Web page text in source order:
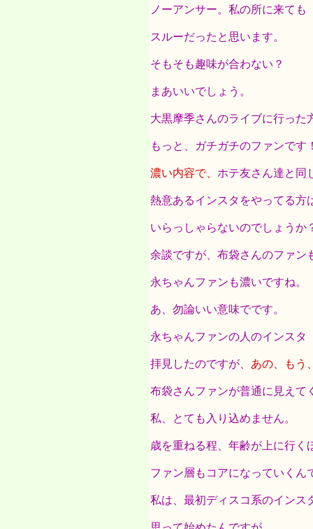
ノーアンサー。私の所に来ても
スルーだったと思います。
そもそも趣味が合わない？
まあいいでしょう。
大黒摩季さんのライブに行った
もっと、ガチガチのファンです
濃い内容で、 ホテ友さん達と同
熱意あるインスタをやってる方
いらっしゃらないのでしょうか
余談ですが、布袋さんのファン
永ちゃんファンも濃いですね。
あ、勿論いい意味でです。
永ちゃんファンの人のインスタ
拝見したのですが、 あの、もう
布袋さんファンが普通に見えて
私、とても入り込めません。
歳を重ねる程、年齢が上に行く
ファン層もコアになっていくん
私は、最初ディスコ系のインス